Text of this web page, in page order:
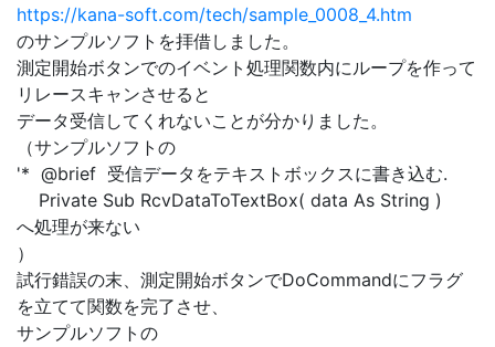
https://kana-soft.com/tech/sample_0008_4.htm
のサンプルソフトを拝借しました。
測定開始ボタンでのイベント処理関数内にループを作って
リレースキャンさせると
データ受信してくれないことが分かりました。
（サンプルソフトの
'* @brief 受信データをテキストボックスに書き込む.
Private Sub RcvDataToTextBox( data As String )
へ処理が来ない
）
試行錯誤の末、測定開始ボタンでDoCommandにフラグ
を立てて関数を完了させ、
サンプルソフトの